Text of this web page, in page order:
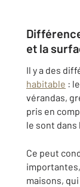
et la
Il y a des
habitable :
vérandas,
pris en
le sont
Ce peut
maisons,